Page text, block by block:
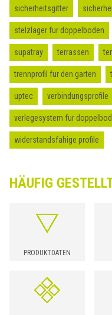
sicherheitsgitter
stelzlager fur doppelboden
supatray terrassen
trennprofil fur den garten
uptec verbindungsprofile
verlegesystem fur
widerstandsfahige profile
HÄUFIG
PRODUKTDATEN